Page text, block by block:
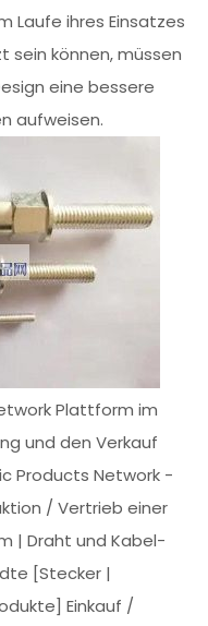
Laufe ihres Einsatzes
können, müssen
eine bessere
aufweisen.
Plattform im
und den Verkauf
Products Network -
/ Vertrieb einer
| Draht und Kabel-
[Stecker |
Einkauf /